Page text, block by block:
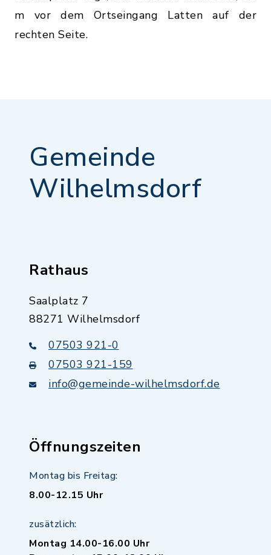
m vor dem Ortseingang Latten auf der
rechten Seite.
Gemeinde
Wilhelmsdorf
Rathaus
Saalplatz 7
88271 Wilhelmsdorf
07503 921-0
07503 921-159
info@gemeinde-wilhelmsdorf.de
Öffnungszeiten
Montag bis Freitag:
8.00-12.15 Uhr
zusätzlich:
Montag 14.00-16.00 Uhr